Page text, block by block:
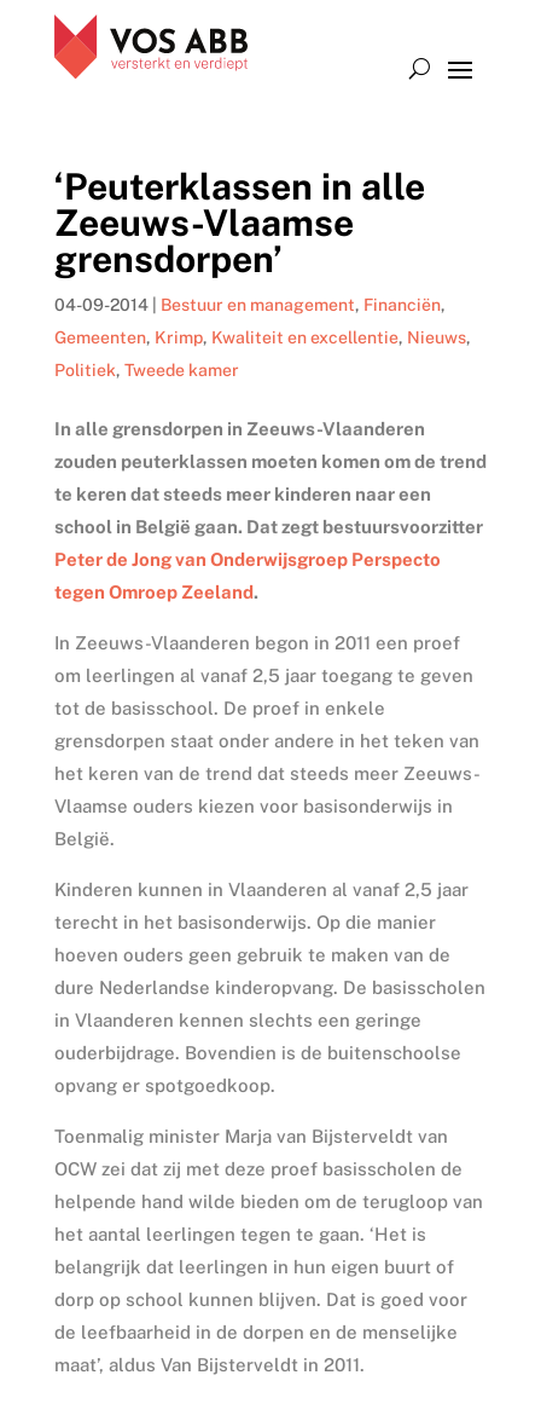
‘Peuterklassen in alle
Zeeuws-Vlaamse
grensdorpen’
04-09-2014| Bestuur en management, Financiën,
Gemeenten, Krimp, Kwaliteit en excellentie, Nieuws,
Politiek, Tweede kamer
In alle grensdorpen in Zeeuws-Vlaanderen
zouden peuterklassen moeten komen om de trend
te keren dat steeds meer kinderen naar een
school in België gaan. Dat zegt bestuursvoorzitter
Peter de Jong van Onderwijsgroep Perspecto
tegen Omroep Zeeland.
In Zeeuws-Vlaanderen begon in 2011 een proef
om leerlingen al vanaf 2,5 jaar toegang te geven
tot de basisschool. De proef in enkele
grensdorpen staat onder andere in het teken van
het keren van de trend dat steeds meer Zeeuws-
Vlaamse ouders kiezen voor basisonderwijs in
België.
Kinderen kunnen in Vlaanderen al vanaf 2,5 jaar
terecht in het basisonderwijs. Op die manier
hoeven ouders geen gebruik te maken van de
dure Nederlandse kinderopvang. De basisscholen
in Vlaanderen kennen slechts een geringe
ouderbijdrage. Bovendien is de buitenschoolse
opvang er spotgoedkoop.
Toenmalig minister Marja van Bijsterveldt van
OCW zei dat zij met deze proef basisscholen de
helpende hand wilde bieden om de terugloop van
het aantal leerlingen tegen te gaan. ‘Het is
belangrijk dat leerlingen in hun eigen buurt of
dorp op school kunnen blijven. Dat is goed voor
de leefbaarheid in de dorpen en de menselijke
maat’, aldus Van Bijsterveldt in 2011.